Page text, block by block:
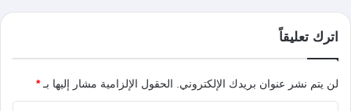
اترك تعليقاً
لن يتم نشر عنوان بريدك الإلكتروني. الحقول الإلزامية مشار إليها بـ*